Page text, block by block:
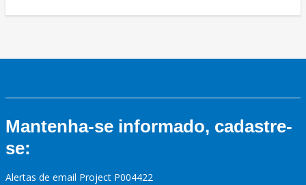
Mantenha-se informado, cadastre-
se:
Alertas de email Project P004422